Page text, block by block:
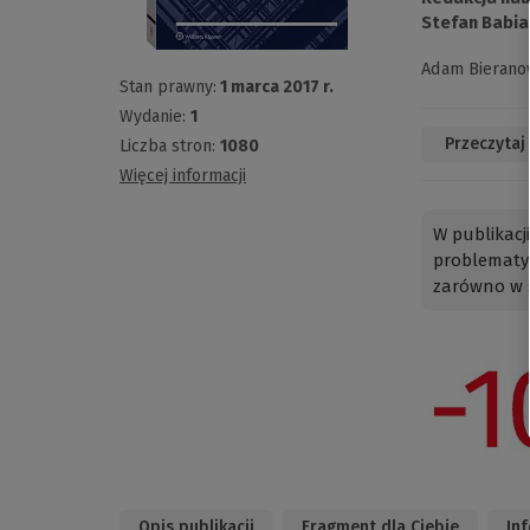
Stan prawny: 1 marca 2017 r.
Wydanie: 1
Liczba stron: 1080
Więcej informacji
Stefan
Adam
W
zarówno w